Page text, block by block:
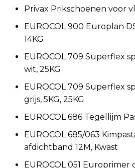
Privax Prikschoenen voor
EUROCOL 900 Europlan
14KG
EUROCOL 709 Superflex
wit, 25KG
EUROCOL 709 Superflex
grijs, 5KG, 25KG
EUROCOL 686 Tegellijm
EUROCOL 685/063
afdichtband 12M, Kwast
EUROCOL 051 Europrimer